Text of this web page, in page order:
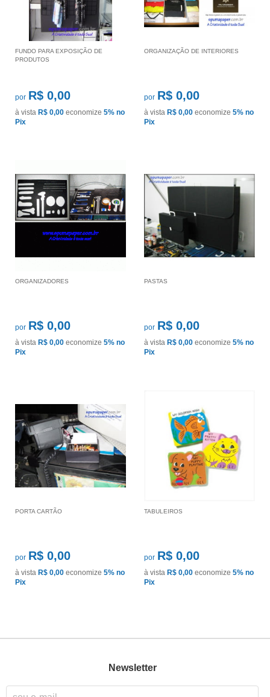
FUNDO PARA EXPOSIÇÃO DE
PRODUTOS
por R$ 0,00
à vista R$ 0,00 economize 5% no
Pix
ORGANIZAÇÃO DE INTERIORES
por R$ 0,00
à vista R$ 0,00 economize 5% no
Pix
ORGANIZADORES
por R$ 0,00
à vista R$ 0,00 economize 5% no
Pix
PASTAS
por R$ 0,00
à vista R$ 0,00 economize 5% no
Pix
PORTA CARTÃO
por R$ 0,00
à vista R$ 0,00 economize 5% no
Pix
TABULEIROS
por R$ 0,00
à vista R$ 0,00 economize 5% no
Pix
Newsletter